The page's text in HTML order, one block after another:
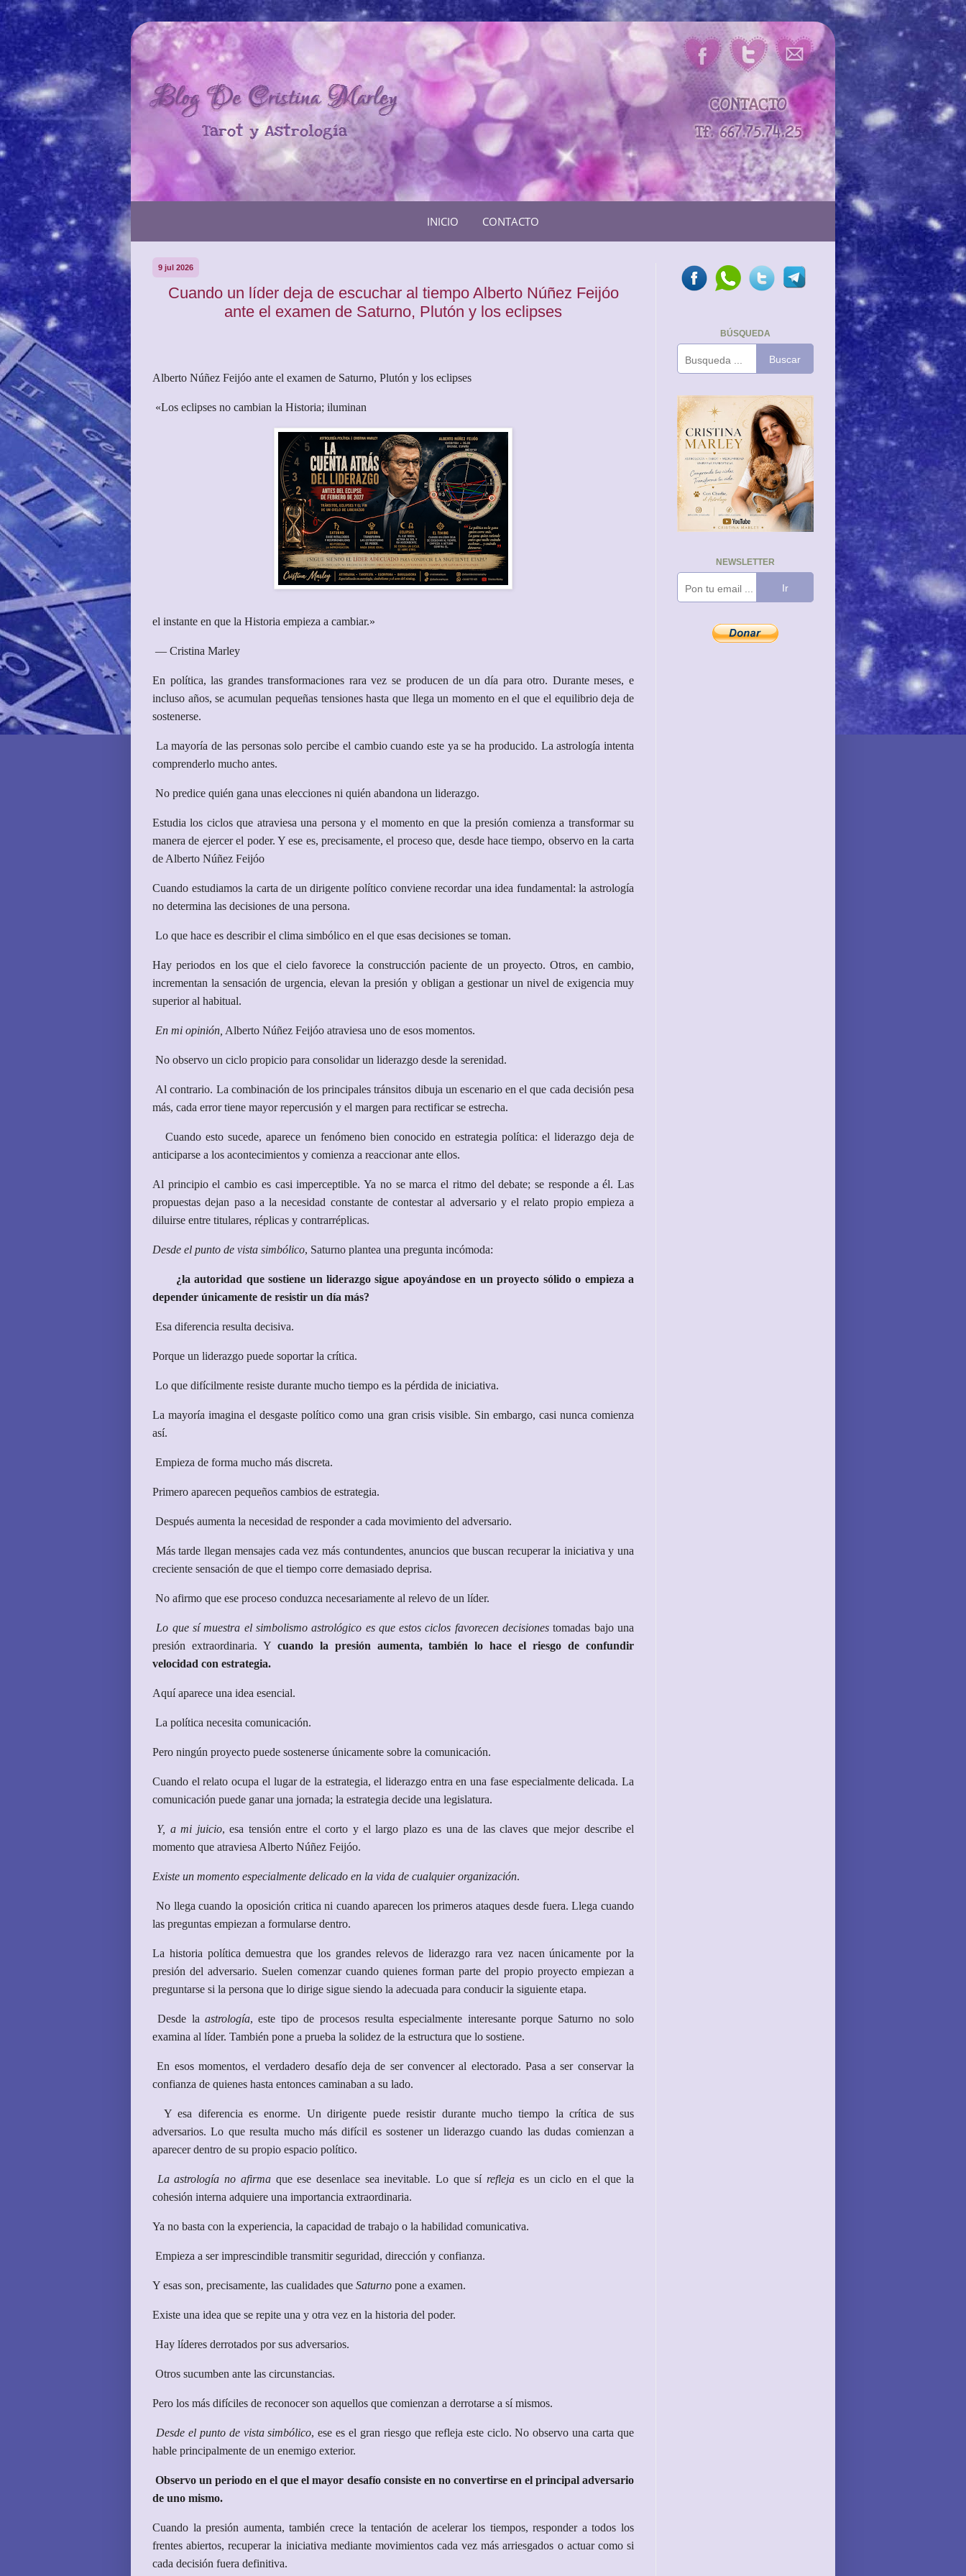
INICIO CONTACTO
9 jul 2026
Cuando un líder deja de escuchar al tiempo Alberto Núñez Feijóo
ante el examen de Saturno, Plutón y los eclipses
Alberto Núñez Feijóo ante el examen de Saturno, Plutón y los eclipses
«Los eclipses no cambian la Historia; iluminan
el instante en que la Historia empieza a cambiar.»
— Cristina Marley
En política, las grandes transformaciones rara vez se producen de un día para otro. Durante meses, e
incluso años, se acumulan pequeñas tensiones hasta que llega un momento en el que el equilibrio deja de
sostenerse.
La mayoría de las personas solo percibe el cambio cuando este ya se ha producido. La astrología intenta
comprenderlo mucho antes.
No predice quién gana unas elecciones ni quién abandona un liderazgo.
Estudia los ciclos que atraviesa una persona y el momento en que la presión comienza a transformar su
manera de ejercer el poder. Y ese es, precisamente, el proceso que, desde hace tiempo, observo en la carta
de Alberto Núñez Feijóo
Cuando estudiamos la carta de un dirigente político conviene recordar una idea fundamental: la astrología
no determina las decisiones de una persona.
Lo que hace es describir el clima simbólico en el que esas decisiones se toman.
Hay periodos en los que el cielo favorece la construcción paciente de un proyecto. Otros, en cambio,
incrementan la sensación de urgencia, elevan la presión y obligan a gestionar un nivel de exigencia muy
superior al habitual.
En mi opinión, Alberto Núñez Feijóo atraviesa uno de esos momentos.
No observo un ciclo propicio para consolidar un liderazgo desde la serenidad.
Al contrario. La combinación de los principales tránsitos dibuja un escenario en el que cada decisión pesa
más, cada error tiene mayor repercusión y el margen para rectificar se estrecha.
Cuando esto sucede, aparece un fenómeno bien conocido en estrategia política: el liderazgo deja de
anticiparse a los acontecimientos y comienza a reaccionar ante ellos.
Al principio el cambio es casi imperceptible. Ya no se marca el ritmo del debate; se responde a él. Las
propuestas dejan paso a la necesidad constante de contestar al adversario y el relato propio empieza a
diluirse entre titulares, réplicas y contrarréplicas.
Desde el punto de vista simbólico, Saturno plantea una pregunta incómoda:
¿la autoridad que sostiene un liderazgo sigue apoyándose en un proyecto sólido o empieza a
depender únicamente de resistir un día más?
Esa diferencia resulta decisiva.
Porque un liderazgo puede soportar la crítica.
Lo que difícilmente resiste durante mucho tiempo es la pérdida de iniciativa.
La mayoría imagina el desgaste político como una gran crisis visible. Sin embargo, casi nunca comienza
así.
Empieza de forma mucho más discreta.
Primero aparecen pequeños cambios de estrategia.
Después aumenta la necesidad de responder a cada movimiento del adversario.
Más tarde llegan mensajes cada vez más contundentes, anuncios que buscan recuperar la iniciativa y una
creciente sensación de que el tiempo corre demasiado deprisa.
No afirmo que ese proceso conduzca necesariamente al relevo de un líder.
Lo que sí muestra el simbolismo astrológico es que estos ciclos favorecen decisionestomadas bajo una
presión extraordinaria. Y cuando la presión aumenta, también lo hace el riesgo de confundir
velocidad con estrategia.
Aquí aparece una idea esencial.
La política necesita comunicación.
Pero ningún proyecto puede sostenerse únicamente sobre la comunicación.
Cuando el relato ocupa el lugar de la estrategia, el liderazgo entra en una fase especialmente delicada. La
comunicación puede ganar una jornada; la estrategia decide una legislatura.
Y, a mi juicio, esa tensión entre el corto y el largo plazo es una de las claves que mejor describe el
momento que atraviesa Alberto Núñez Feijóo.
Existe un momento especialmente delicado en la vida de cualquier organización.
No llega cuando la oposición critica ni cuando aparecen los primeros ataques desde fuera. Llega cuando
las preguntas empiezan a formularse dentro.
La historia política demuestra que los grandes relevos de liderazgo rara vez nacen únicamente por la
presión del adversario. Suelen comenzar cuando quienes forman parte del propio proyecto empiezan a
preguntarse si la persona que lo dirige sigue siendo la adecuada para conducir la siguiente etapa.
Desde laastrología, este tipo de procesos resulta especialmente interesante porque Saturno no solo
examina al líder. También pone a prueba la solidez de la estructura que lo sostiene.
En esos momentos, el verdadero desafío deja de ser convencer al electorado. Pasa a ser conservar la
confianza de quienes hasta entonces caminaban a su lado.
Y esa diferencia es enorme. Un dirigente puede resistir durante mucho tiempo la crítica de sus
adversarios. Lo que resulta mucho más difícil es sostener un liderazgo cuando las dudas comienzan a
aparecer dentro de su propio espacio político.
La astrología no afirmaque ese desenlace sea inevitable. Lo que sí refleja es un ciclo en el que la
cohesión interna adquiere una importancia extraordinaria.
Ya no basta con la experiencia, la capacidad de trabajo o la habilidad comunicativa.
Empieza a ser imprescindible transmitir seguridad, dirección y confianza.
Y esas son, precisamente, las cualidades que Saturno pone a examen.
Existe una idea que se repite una y otra vez en la historia del poder.
Hay líderes derrotados por sus adversarios.
Otros sucumben ante las circunstancias.
Pero los más difíciles de reconocer son aquellos que comienzan a derrotarse a sí mismos.
Desde el punto de vista simbólico, ese es el gran riesgo que refleja este ciclo. No observo una carta que
hable principalmente de un enemigo exterior.
Observo un periodo en el que el mayor desafío consiste en no convertirse en el principal adversario
de uno mismo.
Cuando la presión aumenta, también crece la tentación de acelerar los tiempos, responder a todos los
frentes abiertos, recuperar la iniciativa mediante movimientos cada vez más arriesgados o actuar como si
cada decisión fuera definitiva.
BÚSQUEDA
Buscar
NEWSLETTER
Ir